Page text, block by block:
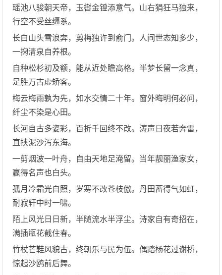
瑶池八骏朝天帝，玉辔金镫添意气。山右狷狂马独来，
行空不受丝缰系。
长白山头雪浪奔，剪梅独许到俞门。人间世态知多少，
一掬清泉自养根。
自种松杉初及额，能从近处瞻高格。半梦长留一念真，
足胜万古虚矫客。
梅云梅雨孰为先，如水交情二十年。窗外晦明何必问，
纤尘不染是心田。
长河自古多姿彩，百折千回终不改。涛声日夜若奔雷，
直挟泥沙泻东海。
一剪烟波一叶舟，自由天地足淹留。当年靓丽渔家女，
赢得名声也白头。
孤月冷霜光自照，岁寒不改苍枝傲。丹田蓄得气如虹，
耐寂轩中时一啸。
陌上风光日日新，半随流水半浮尘。诗家自有奇招在，
满插瓶花截住春。
竹杖芒鞋风貌古，终朝乐与民为伍。偶踏杨花过谢桥，
惊起沙鸥前后舞。